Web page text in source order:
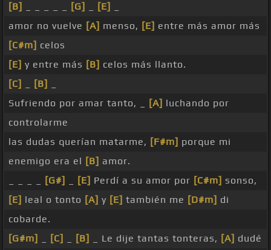
[B]
[G] [E]
amor no vuelve [A] menso, [E] entre más amor más
[C#m] celos
[E] y entre más [B] celos más llanto.
[C]
[B]
Sufriendo por amar tanto, _
[A] luchando por
controlarme
las dudas querían matarme, [F#m] porque mi
enemigo era el [B] amor.
[G#] [E] Perdí a su amor por [C#m] sonso,
[E] leal o tonto [A] y [E] también me [D#m] di
cobarde.
[G#m]
[C] [B] _ Le dije tantas tonteras, [A] dudé